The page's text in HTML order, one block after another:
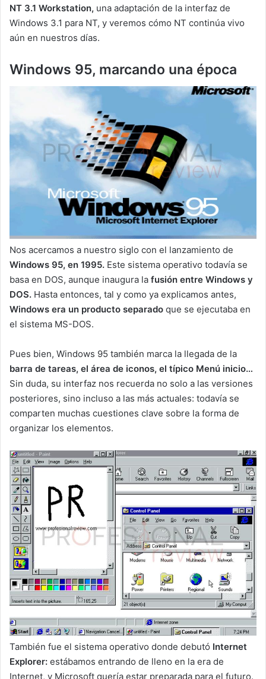
NT 3.1 Workstation, una adaptación de la interfaz de
Windows 3.1 para NT, y veremos cómo NT continúa vivo
aún en nuestros días.
Windows 95, marcando una época
Nos acercamos a nuestro siglo con el lanzamiento de
Windows 95, en 1995. Este sistema operativo todavía se
basa en DOS, aunque inaugura la fusión entre Windows y
DOS. Hasta entonces, tal y como ya explicamos antes,
Windows era un producto separado que se ejecutaba en
el sistema MS-DOS.
Pues bien, Windows 95 también marca la llegada de la
barra de tareas, el área de iconos, el típico Menú inicio…
Sin duda, su interfaz nos recuerda no solo a las versiones
posteriores, sino incluso a las más actuales: todavía se
comparten muchas cuestiones clave sobre la forma de
organizar los elementos.
También fue el sistema operativo donde debutó Internet
Explorer: estábamos entrando de lleno en la era de
Internet, y Microsoft quería estar preparada para el futuro.